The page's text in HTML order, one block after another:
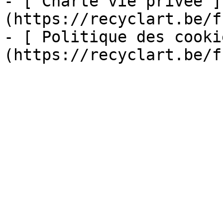
(https://recyclart.be/
- [ Politique des